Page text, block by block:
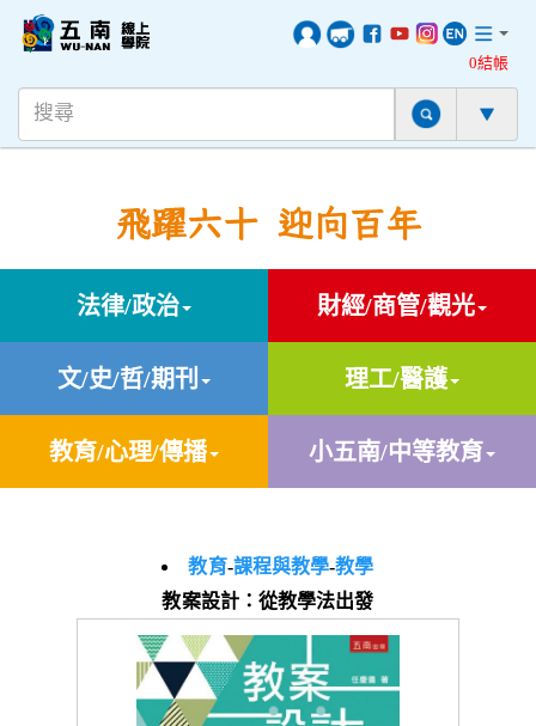
0結帳
飛躍六十 迎向百年
法律/政治 財經/商管/觀光
文/史/哲/期刊 理工/醫護
教育/心理/傳播 小五南/中等教育
教育-課程與教學-教學
教案設計：從教學法出發